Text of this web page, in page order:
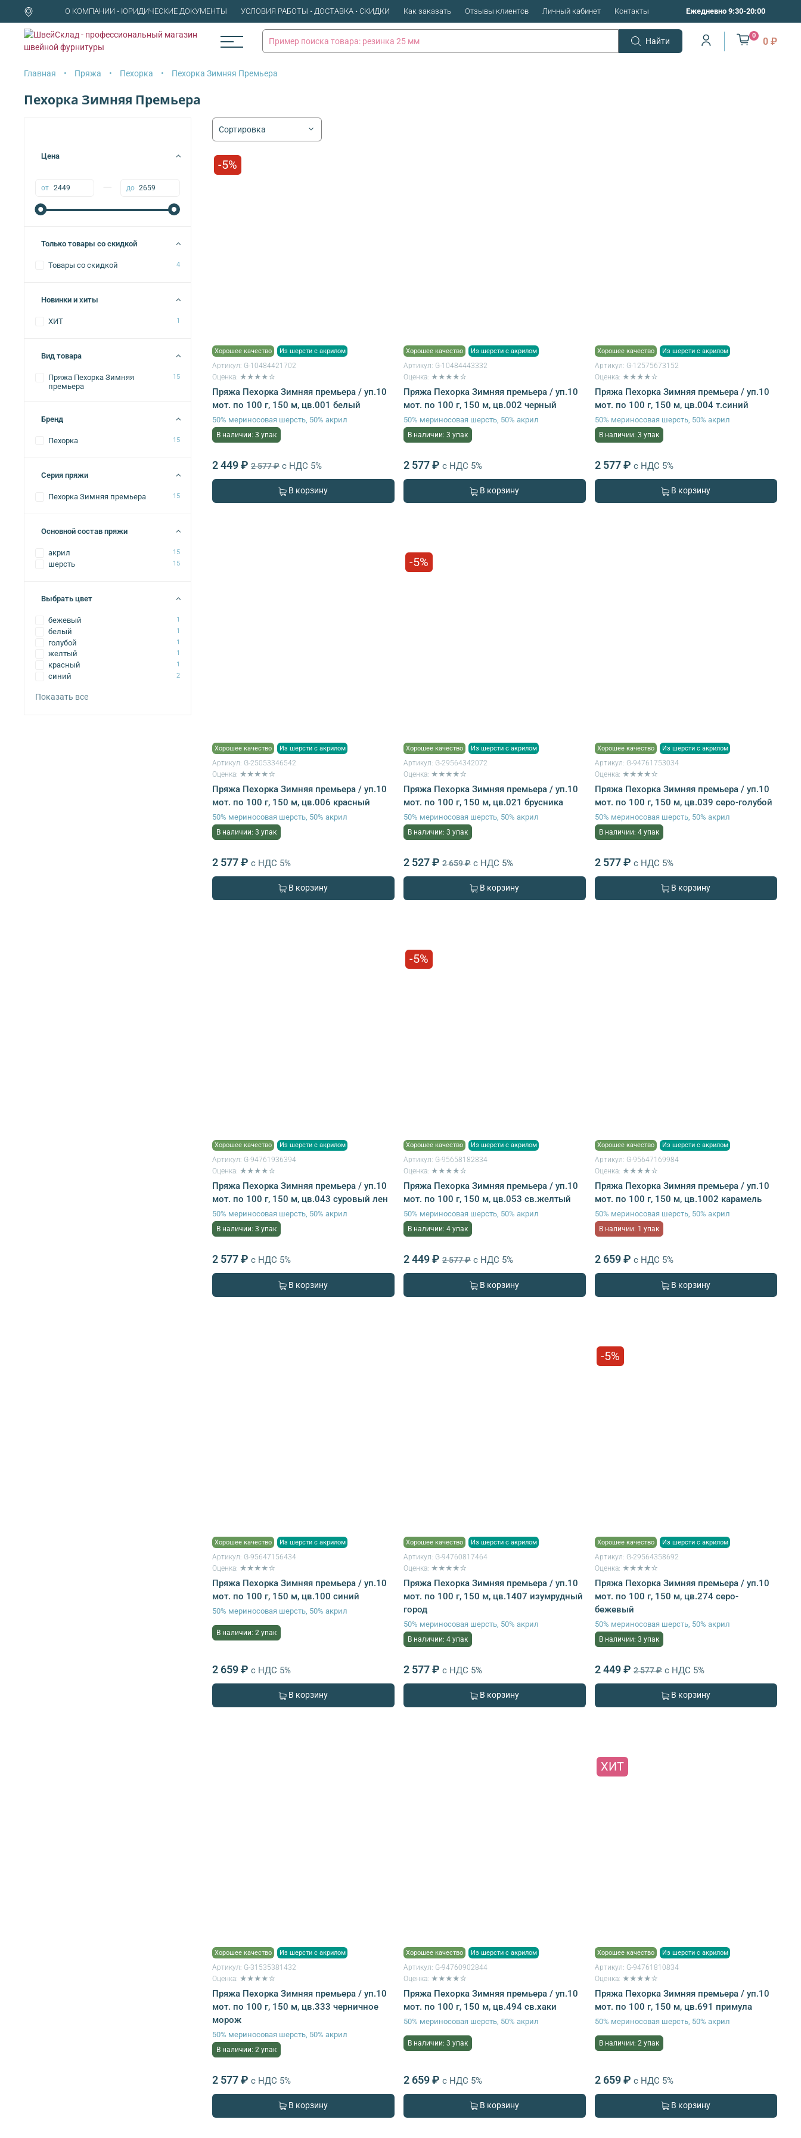
О КОМПАНИИ • ЮРИДИЧЕСКИЕ ДОКУМЕНТЫ УСЛОВИЯ РАБОТЫ • ДОСТАВКА • СКИДКИ Как заказать Отзывы клиентов Личный кабинет Контакты Ежедневно 9:30-20:00
Найти
0
0 ₽
Главная Пряжа Пехорка Пехорка Зимняя Премьера
Пехорка Зимняя Премьера
-5%
Хорошее качество Из шерсти с акрилом
Артикул: G-10484421702
Оценка: ★★★★☆
Пряжа Пехорка Зимняя премьера / уп.10
мот. по 100 г, 150 м, цв.001 белый
50% мериносовая шерсть, 50% акрил
В наличии: 3 упак
2 449 ₽ 2 577 ₽ с НДС 5%
В корзину
Хорошее качество Из шерсти с акрилом
Артикул: G-10484443332
Оценка: ★★★★☆
Пряжа Пехорка Зимняя премьера / уп.10
мот. по 100 г, 150 м, цв.002 черный
50% мериносовая шерсть, 50% акрил
В наличии: 3 упак
2 577 ₽ с НДС 5%
В корзину
Хорошее качество Из шерсти с акрилом
Артикул: G-12575673152
Оценка: ★★★★☆
Пряжа Пехорка Зимняя премьера / уп.10
мот. по 100 г, 150 м, цв.004 т.синий
50% мериносовая шерсть, 50% акрил
В наличии: 3 упак
2 577 ₽ с НДС 5%
В корзину
Хорошее качество Из шерсти с акрилом
Артикул: G-25053346542
Оценка: ★★★★☆
Пряжа Пехорка Зимняя премьера / уп.10
мот. по 100 г, 150 м, цв.006 красный
50% мериносовая шерсть, 50% акрил
В наличии: 3 упак
2 577 ₽ с НДС 5%
В корзину
-5%
Хорошее качество Из шерсти с акрилом
Артикул: G-29564342072
Оценка: ★★★★☆
Пряжа Пехорка Зимняя премьера / уп.10
мот. по 100 г, 150 м, цв.021 брусника
50% мериносовая шерсть, 50% акрил
В наличии: 3 упак
2 527 ₽ 2 659 ₽ с НДС 5%
В корзину
Хорошее качество Из шерсти с акрилом
Артикул: G-94761753034
Оценка: ★★★★☆
Пряжа Пехорка Зимняя премьера / уп.10
мот. по 100 г, 150 м, цв.039 серо-голубой
50% мериносовая шерсть, 50% акрил
В наличии: 4 упак
2 577 ₽ с НДС 5%
В корзину
Хорошее качество Из шерсти с акрилом
Артикул: G-94761936394
Оценка: ★★★★☆
Пряжа Пехорка Зимняя премьера / уп.10
мот. по 100 г, 150 м, цв.043 суровый лен
50% мериносовая шерсть, 50% акрил
В наличии: 3 упак
2 577 ₽ с НДС 5%
В корзину
-5%
Хорошее качество Из шерсти с акрилом
Артикул: G-95658182834
Оценка: ★★★★☆
Пряжа Пехорка Зимняя премьера / уп.10
мот. по 100 г, 150 м, цв.053 св.желтый
50% мериносовая шерсть, 50% акрил
В наличии: 4 упак
2 449 ₽ 2 577 ₽ с НДС 5%
В корзину
Хорошее качество Из шерсти с акрилом
Артикул: G-95647169984
Оценка: ★★★★☆
Пряжа Пехорка Зимняя премьера / уп.10
мот. по 100 г, 150 м, цв.1002 карамель
50% мериносовая шерсть, 50% акрил
В наличии: 1 упак
2 659 ₽ с НДС 5%
В корзину
Хорошее качество Из шерсти с акрилом
Артикул: G-95647156434
Оценка: ★★★★☆
Пряжа Пехорка Зимняя премьера / уп.10
мот. по 100 г, 150 м, цв.100 синий
50% мериносовая шерсть, 50% акрил
В наличии: 2 упак
2 659 ₽ с НДС 5%
В корзину
Хорошее качество Из шерсти с акрилом
Артикул: G-94760817464
Оценка: ★★★★☆
Пряжа Пехорка Зимняя премьера / уп.10
мот. по 100 г, 150 м, цв.1407 изумрудный
город
50% мериносовая шерсть, 50% акрил
В наличии: 4 упак
2 577 ₽ с НДС 5%
В корзину
-5%
Хорошее качество Из шерсти с акрилом
Артикул: G-29564358692
Оценка: ★★★★☆
Пряжа Пехорка Зимняя премьера / уп.10
мот. по 100 г, 150 м, цв.274 серо-
бежевый
50% мериносовая шерсть, 50% акрил
В наличии: 3 упак
2 449 ₽ 2 577 ₽ с НДС 5%
В корзину
Хорошее качество Из шерсти с акрилом
Артикул: G-31535381432
Оценка: ★★★★☆
Пряжа Пехорка Зимняя премьера / уп.10
мот. по 100 г, 150 м, цв.333 черничное
морож
50% мериносовая шерсть, 50% акрил
В наличии: 2 упак
2 577 ₽ с НДС 5%
В корзину
Хорошее качество Из шерсти с акрилом
Артикул: G-94760902844
Оценка: ★★★★☆
Пряжа Пехорка Зимняя премьера / уп.10
мот. по 100 г, 150 м, цв.494 св.хаки
50% мериносовая шерсть, 50% акрил
В наличии: 3 упак
2 659 ₽ с НДС 5%
В корзину
ХИТ
Хорошее качество Из шерсти с акрилом
Артикул: G-94761810834
Оценка: ★★★★☆
Пряжа Пехорка Зимняя премьера / уп.10
мот. по 100 г, 150 м, цв.691 примула
50% мериносовая шерсть, 50% акрил
В наличии: 2 упак
2 659 ₽ с НДС 5%
В корзину
Цена
от до
Только товары со скидкой
Товары со скидкой 4
Новинки и хиты
ХИТ 1
Вид товара
Пряжа Пехорка Зимняя
премьера
15
Бренд
Пехорка 15
Серия пряжи
Пехорка Зимняя премьера 15
Основной состав пряжи
акрил 15
шерсть 15
Выбрать цвет
бежевый 1
белый 1
голубой 1
желтый 1
красный 1
синий 2
Показать все